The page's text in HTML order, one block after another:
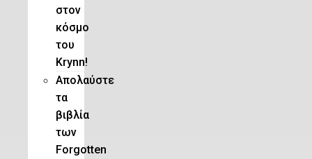
στον
κόσμο
του
Krynn!
Απολαύστε
τα
βιβλία
των
Forgotten